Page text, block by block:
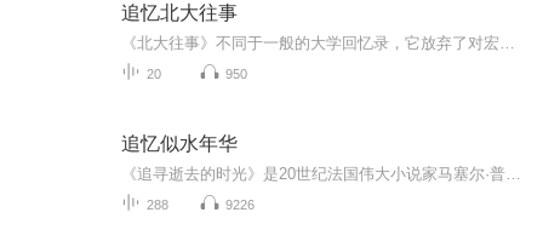
追忆北大往事
20 950
追忆似水年华
288 9226